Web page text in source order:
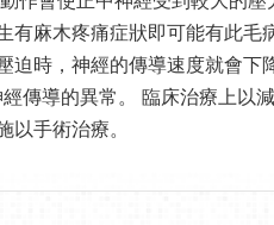
麻木疼痛症狀即可能有此毛
時，神經的傳導速度就會
導的異常。 臨床治療上以
手術治療。